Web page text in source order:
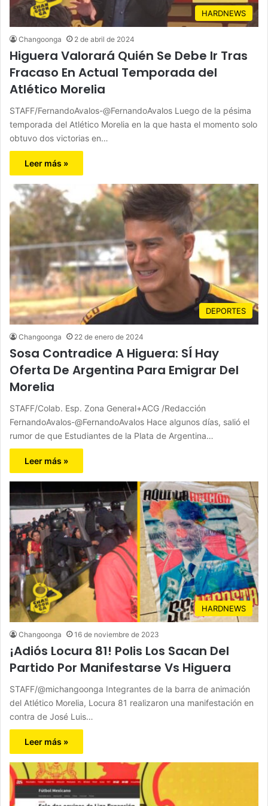
HARDNEWS
Changoonga 2 de abril de 2024
Higuera Valorará Quién Se Debe Ir Tras
Fracaso En Actual Temporada del
Atlético Morelia
STAFF/FernandoAvalos-@FernandoAvalos Luego de la pésima
temporada del Atlético Morelia en la que hasta el momento solo
obtuvo dos victorias en…
Leer más »
DEPORTES
Changoonga 22 de enero de 2024
Sosa Contradice A Higuera: SÍ Hay
Oferta De Argentina Para Emigrar Del
Morelia
STAFF/Colab. Esp. Zona General+ACG /Redacción
FernandoAvalos-@FernandoAvalos Hace algunos días, salió el
rumor de que Estudiantes de la Plata de Argentina…
Leer más »
HARDNEWS
Changoonga 16 de noviembre de 2023
¡Adiós Locura 81! Polis Los Sacan Del
Partido Por Manifestarse Vs Higuera
STAFF/@michangoonga Integrantes de la barra de animación
del Atlético Morelia, Locura 81 realizaron una manifestación en
contra de José Luis…
Leer más »